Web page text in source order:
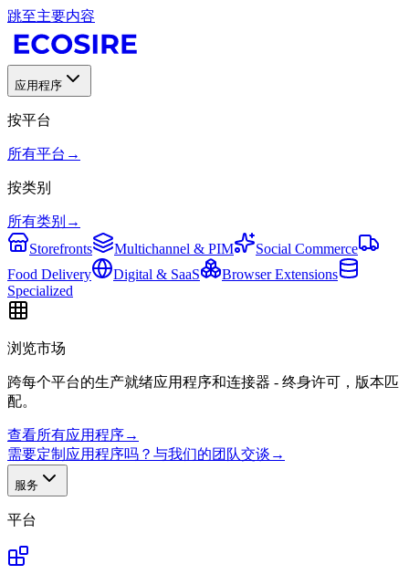
跳至主要内容
应用程序
按平台
所有平台 →
按类别
所有类别 →
Storefronts
Multichannel & PIM
Social Commerce
Food Delivery
Digital & SaaS
Browser Extensions
Specialized
浏览市场
跨每个平台的生产就绪应用程序和连接器 - 终身许可，版本匹
配。
查看所有应用程序→
需要定制应用程序吗？与我们的团队交谈 →
服务
平台